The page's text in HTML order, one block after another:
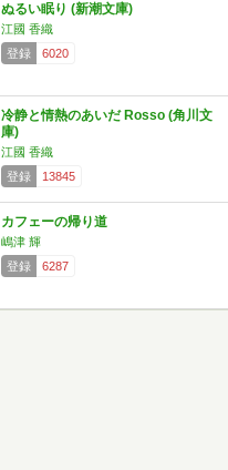
ぬるい眠り (新潮文庫)
江國 香織
登録
6020
冷静と情熱のあいだ Rosso (角川文
庫)
江國 香織
登録
13845
カフェーの帰り道
嶋津 輝
登録
6287